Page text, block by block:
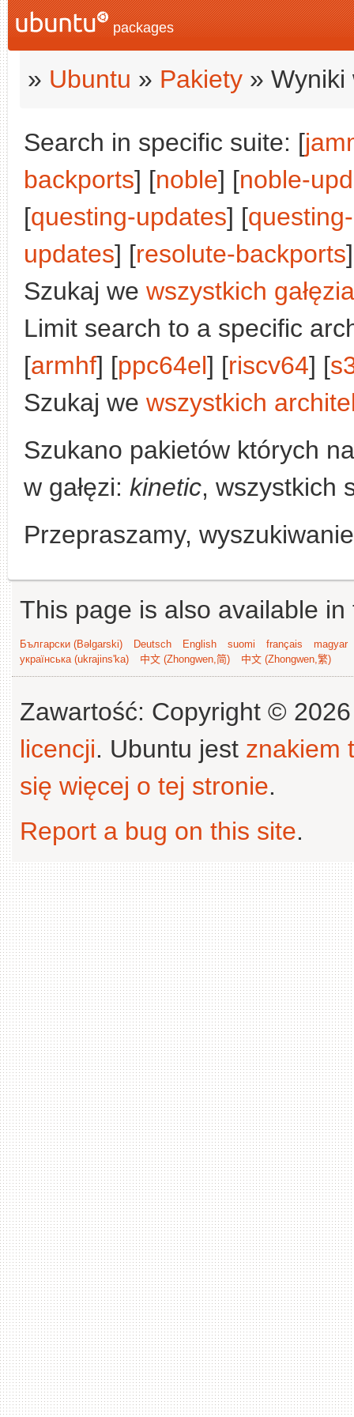
packages
» Ubuntu » Pakiety » Wyniki
Search in specific suite: [
backports] [noble] [noble-
[questing-updates] [
updates] [resolute-backports
Szukaj we wszystkich
Limit search to a specific
[armhf] [ppc64el] [riscv64] [
Szukaj we wszystkich
Szukano pakietów których
w gałęzi: kinetic, wszystkich
Przepraszamy,
This page is also available
Български (Bəlgarski) Deutsch English suomi français
magyar
українська (ukrajins'ka)
中文 (Zhongwen,简) 中文 (Zhongwen,繁)
Zawartość: Copyright ©
licencji. Ubuntu jest znakiem
się więcej o tej stronie.
Report a bug on this site.